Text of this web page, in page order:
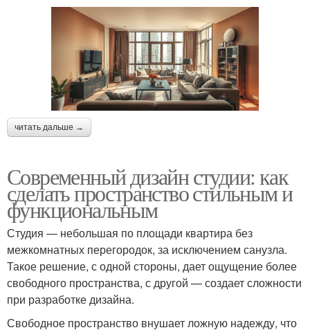
читать дальше →
Современный дизайн студии: как
сделать пространство стильным и
функциональным
Студия — небольшая по площади квартира без
межкомнатных перегородок, за исключением санузла.
Такое решение, с одной стороны, дает ощущение более
свободного пространства, с другой — создает сложности
при разработке дизайна.
Свободное пространство внушает ложную надежду, что